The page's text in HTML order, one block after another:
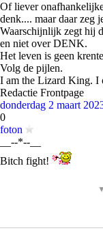
Of liever
denk.... maar daar zeg
Waarschijnlijk zegt hij
en niet over DENK.
Het leven is geen
Volg de pijlen.
I am the Lizard King. I
Redactie Frontpage
donderdag 2 maart
0
foton
__--*--__
Bitch fight!